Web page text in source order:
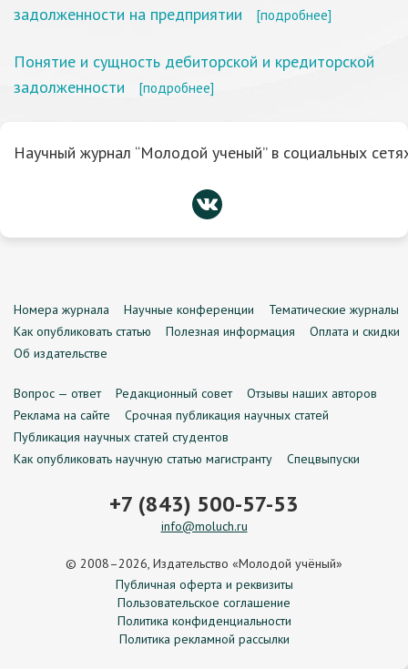
задолженности на предприятии
[подробнее]
Понятие и сущность дебиторской и кредиторской
задолженности
[подробнее]
Научный журнал “Молодой ученый” в социальных
Номера журнала Научные конференции
Тематические журналы
Как опубликовать статью
Полезная информация
Оплата и скидки
Об издательстве
Вопрос — ответ Редакционный совет
Отзывы наших авторов
Реклама на сайте
Срочная публикация научных статей
Публикация научных статей студентов
Как опубликовать научную статью магистранту
Спецвыпуски
+7 (843) 500-57-53
info@moluch.ru
© 2008–2026, Издательство «Молодой учёный»
Публичная оферта и реквизиты
Пользовательское соглашение
Политика конфиденциальности
Политика рекламной рассылки